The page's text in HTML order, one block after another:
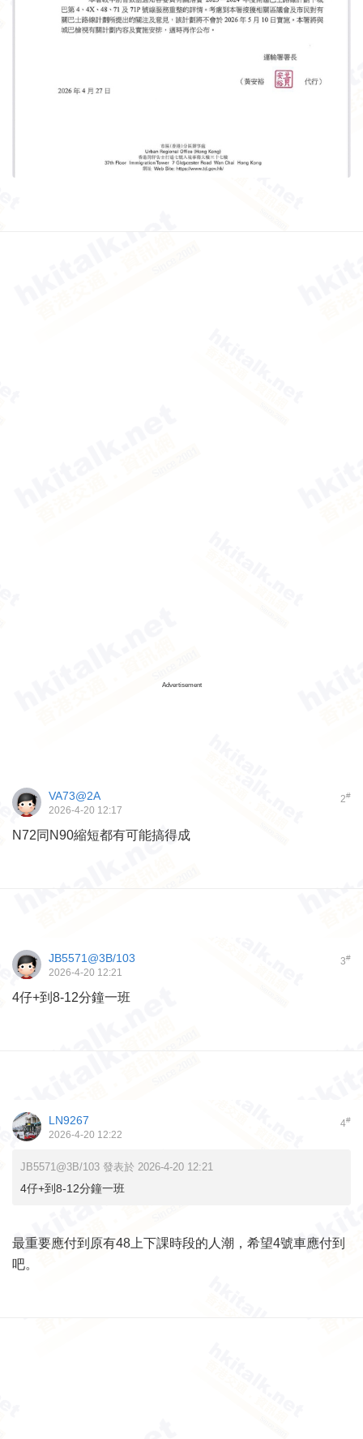
Advertisement
2#
VA73@2A
2026-4-20 12:17
N72同N90縮短都有可能搞得成
3#
JB5571@3B/103
2026-4-20 12:21
4仔+到8-12分鐘一班
4#
LN9267
2026-4-20 12:22
JB5571@3B/103 發表於 2026-4-20 12:21
4仔+到8-12分鐘一班
最重要應付到原有48上下課時段的人潮，希望4號車應付到
吧。